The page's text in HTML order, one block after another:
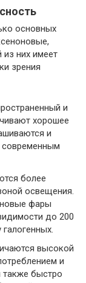
основных
них имеет
зрения
и
хорошее
и
современным
более
освещения.
фары
до 200
высокой
и
быстро